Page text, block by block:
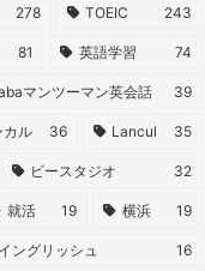
278 TOEIC 243
81 英語学習 74
マンツーマン英会話 39
カル 36 Lancul 35
ビースタジオ 32
就活 19 横浜 19
ングリッシュ 16